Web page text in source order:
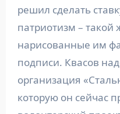
решил сделать
патриотизм –
нарисованные им
подписи. Квасов
организация
которую он сейчас